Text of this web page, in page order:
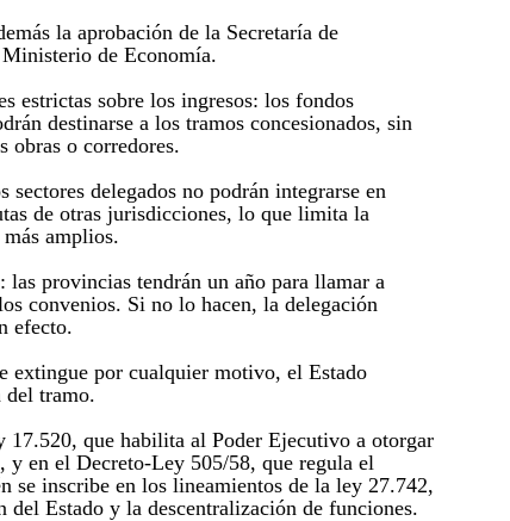
la aprobación de la Secretaría de
de Economía.
estrictas sobre los ingresos: los fondos
destinarse a los tramos concesionados, sin
obras o corredores.
sectores delegados no podrán integrarse en
de otras jurisdicciones, lo que limita la
amplios.
provincias tendrán un año para llamar a
convenios. Si no lo hacen, la delegación
efecto.
extingue por cualquier motivo, el Estado
del tramo.
17.520, que habilita al Poder Ejecutivo a otorgar
y en el Decreto-Ley 505/58, que regula el
se inscribe en los lineamientos de la ley 27.742,
del Estado y la descentralización de funciones.